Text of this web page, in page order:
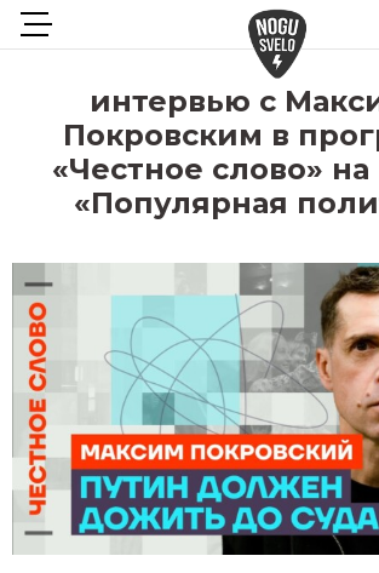
интервью с
Покровским в
«Честное слово» на
«Популярная